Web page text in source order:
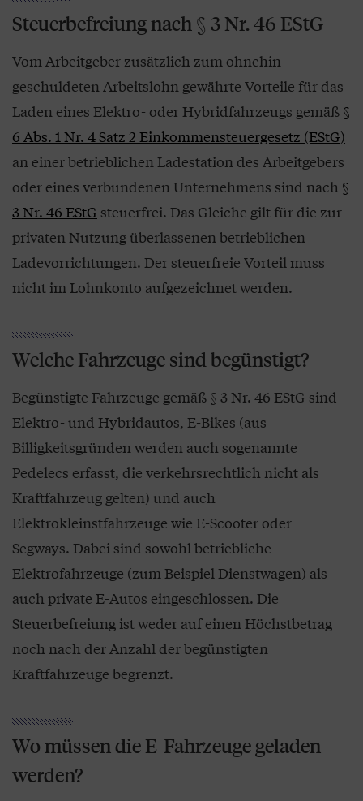
Steuerbefreiung nach § 3 Nr. 46 EStG
Vom Ar­beitgeber zusätzlich zum ohnehin
geschuldeten Arbeitslohn gewährte Vorteile für das
Laden eines Elektro- oder Hybridfahrzeugs gemäß §
6 Abs. 1 Nr. 4 Satz 2 Einkommensteuergesetz (EStG)
an einer betrieblichen Ladestation des Arbeitgebers
oder eines verbundenen Unternehmens sind nach §
3 Nr. 46 EStG steuerfrei. Das Gleiche gilt für die zur
priva­ten Nutzung überlassenen betrieblichen
Ladevorrichtungen. Der steuerfreie Vorteil muss
nicht im Lohnkonto aufgezeichnet werden.
Welche Fahrzeuge sind begünstigt?
Begünstigte Fahrzeuge gemäß § 3 Nr. 46 EStG sind
Elektro- und Hybridautos, E-Bikes (aus
Billigkeitsgründen werden auch sogenannte
Pedelecs erfasst, die verkehrs­rechtlich nicht als
Kraftfahrzeug gelten) und auch
Elektrokleinstfahrzeuge wie E-Scooter oder
Segways. Da­bei sind sowohl betriebliche
Elektrofahrzeuge (zum Beispiel Dienstwagen) als
auch private E-Autos eingeschlossen. Die
Steuerbefreiung ist weder auf einen Höchstbetrag
noch nach der Anzahl der begünstigten
Kraftfahrzeuge begrenzt.
Wo müssen die E-Fahrzeuge geladen
werden?